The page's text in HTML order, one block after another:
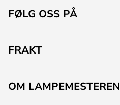
FØLG OSS PÅ
FRAKT
OM LAMPEMESTEREN